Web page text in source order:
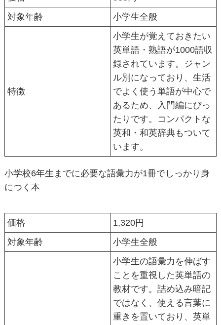
対象年齢
小学生全般
特徴
小学生が覚えておきたい
英単語・熟語が1000語収
録されています。ジャン
ル別になっており、生活
でよく使う単語が中心で
あるため、入門編にぴっ
たりです。コンパクトな
英和・和英辞典もついて
います。
小学校6年生までに必要な語彙力が1冊でしっかり身
につく本
価格
1,320円
対象年齢
小学生全般
小学生の語彙力を伸ばす
ことを重視した英単語の
教材です。詰め込み暗記
ではなく、使える言葉に
重きを置いており、英単